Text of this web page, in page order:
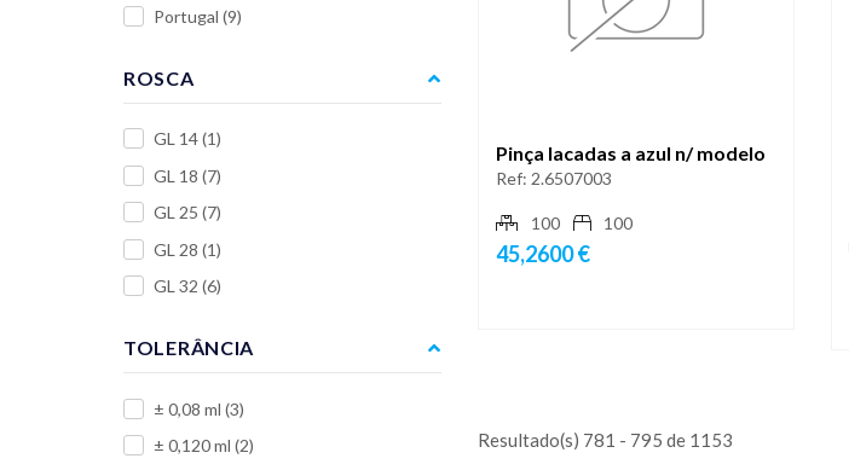
Pinça lacadas a azul n/ modelo
Ref: 2.6507003
100 100
45,2600 €
Resultado(s) 781 - 795 de 1153
Portugal (9)
ROSCA
GL 14(1)
GL 18 (7)
GL 25 (7)
GL 28 (1)
GL 32 (6)
TOLERÂNCIA
± 0,08 ml (3)
± 0,120 ml (2)